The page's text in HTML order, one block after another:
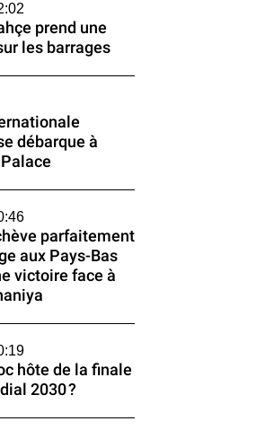
prend une
les barrages
débarque à
parfaitement
aux Pays-Bas
victoire face à
hôte de la finale
2030 ?